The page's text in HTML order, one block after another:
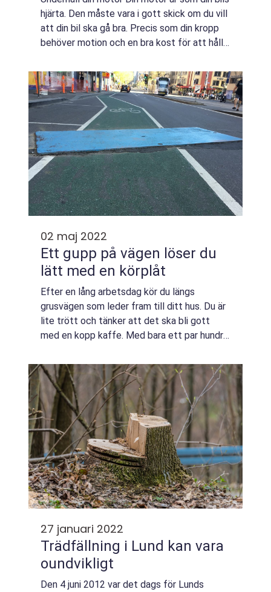
hjärta. Den måste vara i gott skick om du vill
att din bil ska gå bra. Precis som din kropp
behöver motion och en bra kost för att hålla
inställningar och underhåll...
02 maj 2022
Ett gupp på vägen löser du
lätt med en körplåt
Efter en lång arbetsdag kör du längs
grusvägen som leder fram till ditt hus. Du är
lite trött och tänker att det ska bli gott
med en kopp kaffe. Med bara ett par hundra
i bilen. Du har – återigen – kört ne...
27 januari 2022
Trädfällning i Lund kan vara
oundvikligt
Den 4 juni 2012 var det dags för Lunds